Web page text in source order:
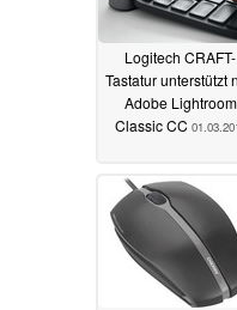
Logitech CRAFT-
Tastatur unterstützt
Adobe Lightroom
Classic CC